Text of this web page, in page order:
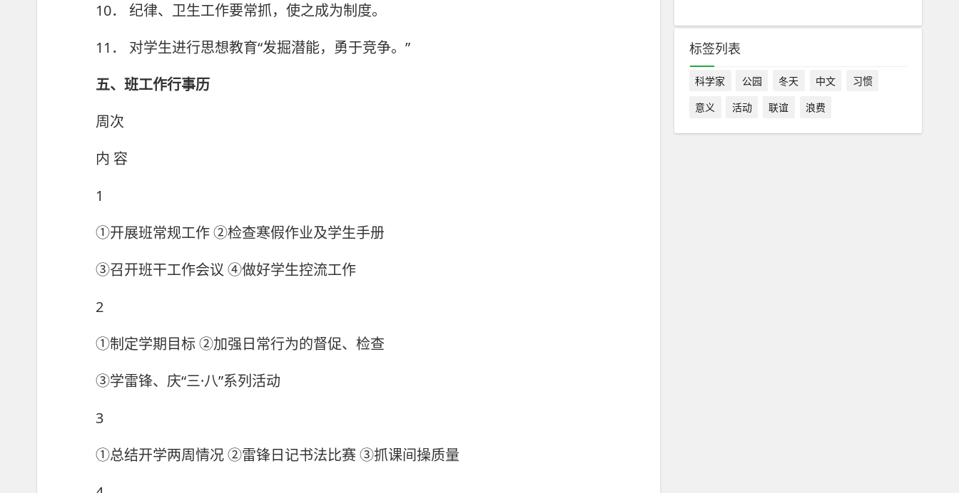
10． 纪律、卫生工作要常抓，使之成为制度。
11． 对学生进行思想教育“发掘潜能，勇于竞争。”
五、班工作行事历
周次
内 容
1
①开展班常规工作 ②检查寒假作业及学生手册
③召开班干工作会议 ④做好学生控流工作
2
①制定学期目标 ②加强日常行为的督促、检查
③学雷锋、庆“三·八”系列活动
3
①总结开学两周情况 ②雷锋日记书法比赛 ③抓课间操质量
标签列表
科学家 公园 冬天 中文
习惯
意义
活动 联谊 浪费